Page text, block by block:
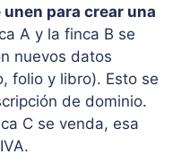
para crear una
A y la finca B se
nuevos datos
folio y libro). Esto se
de dominio.
C se venda, esa